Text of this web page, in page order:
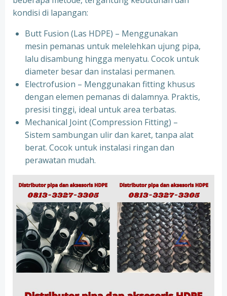
kondisi di lapangan:
Butt Fusion (Las HDPE) – Menggunakan
mesin pemanas untuk melelehkan ujung pipa,
lalu disambung hingga menyatu. Cocok untuk
diameter besar dan instalasi permanen.
Electrofusion – Menggunakan fitting khusus
dengan elemen pemanas di dalamnya. Praktis,
presisi tinggi, ideal untuk area terbatas.
Mechanical Joint (Compression Fitting) –
Sistem sambungan ulir dan karet, tanpa alat
berat. Cocok untuk instalasi ringan dan
perawatan mudah.